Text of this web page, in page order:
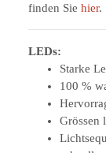
finden Sie hier.
LEDs:
Starke
100 %
Grössen